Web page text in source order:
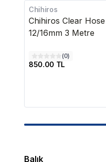
Chihiros
Chihiros Clear Hose
12/16mm 3 Metre
(0)
850.00 TL
Balık